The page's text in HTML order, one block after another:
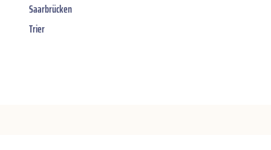
Saarbrücken
Trier